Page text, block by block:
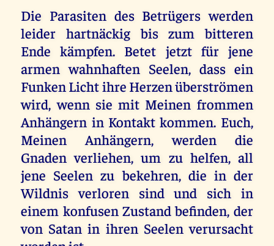
Die Parasiten des Betrügers werden
leider hartnäckig bis zum bitteren
Ende kämpfen. Betet jetzt für jene
armen wahnhaften Seelen, dass ein
Funken Licht ihre Herzen überströmen
wird, wenn sie mit Meinen frommen
Anhängern in Kontakt kommen. Euch,
Meinen Anhängern, werden die
Gnaden verliehen, um zu helfen, all
jene Seelen zu bekehren, die in der
Wildnis verloren sind und sich in
einem konfusen Zustand befinden, der
von Satan in ihren Seelen verursacht